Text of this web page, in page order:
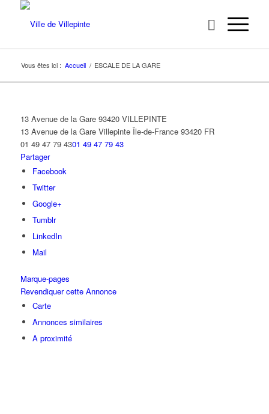
Vous êtes ici : Accueil / ESCALE DE LA GARE
13 Avenue de la Gare 93420 VILLEPINTE
13 Avenue de la Gare Villepinte Île-de-France 93420 FR
01 49 47 79 4301 49 47 79 43
Partager
Facebook
Twitter
Google+
Tumblr
LinkedIn
Mail
Marque-pages
Revendiquer cette Annonce
Carte
Annonces similaires
A proximité